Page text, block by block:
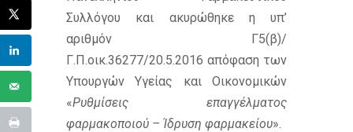
Συλλόγου και ακυρώθηκε η υπ’
αριθμόν Γ5(β)/
Γ.Π.οικ.36277/20.5.2016 απόφαση των
Υπουργών Υγείας και Οικονομικών
«Ρυθμίσεις επαγγέλματος
φαρμακοποιού – Ίδρυση φαρμακείου».